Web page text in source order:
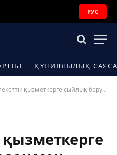
РУС
ҚҰПИЯЛЫЛЫҚ
қызметкерге сыйлық беру заңмен тыйым салынды